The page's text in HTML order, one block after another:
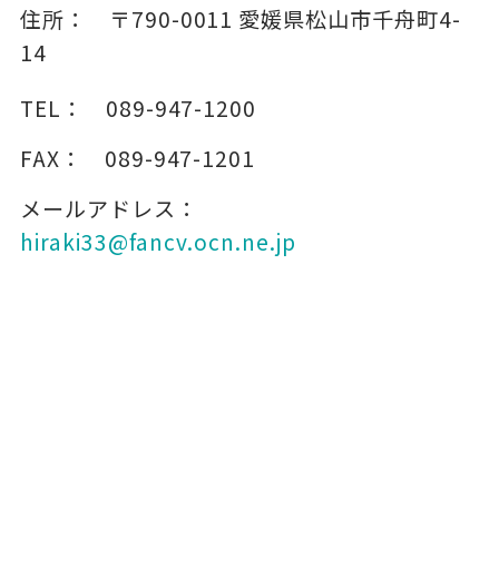
住所： 〒790-0011 愛媛県松山市千舟町4-
14
TEL：
089-947-1200
FAX：
089-947-1201
メールアドレス：
hiraki33@fancv.ocn.ne.jp